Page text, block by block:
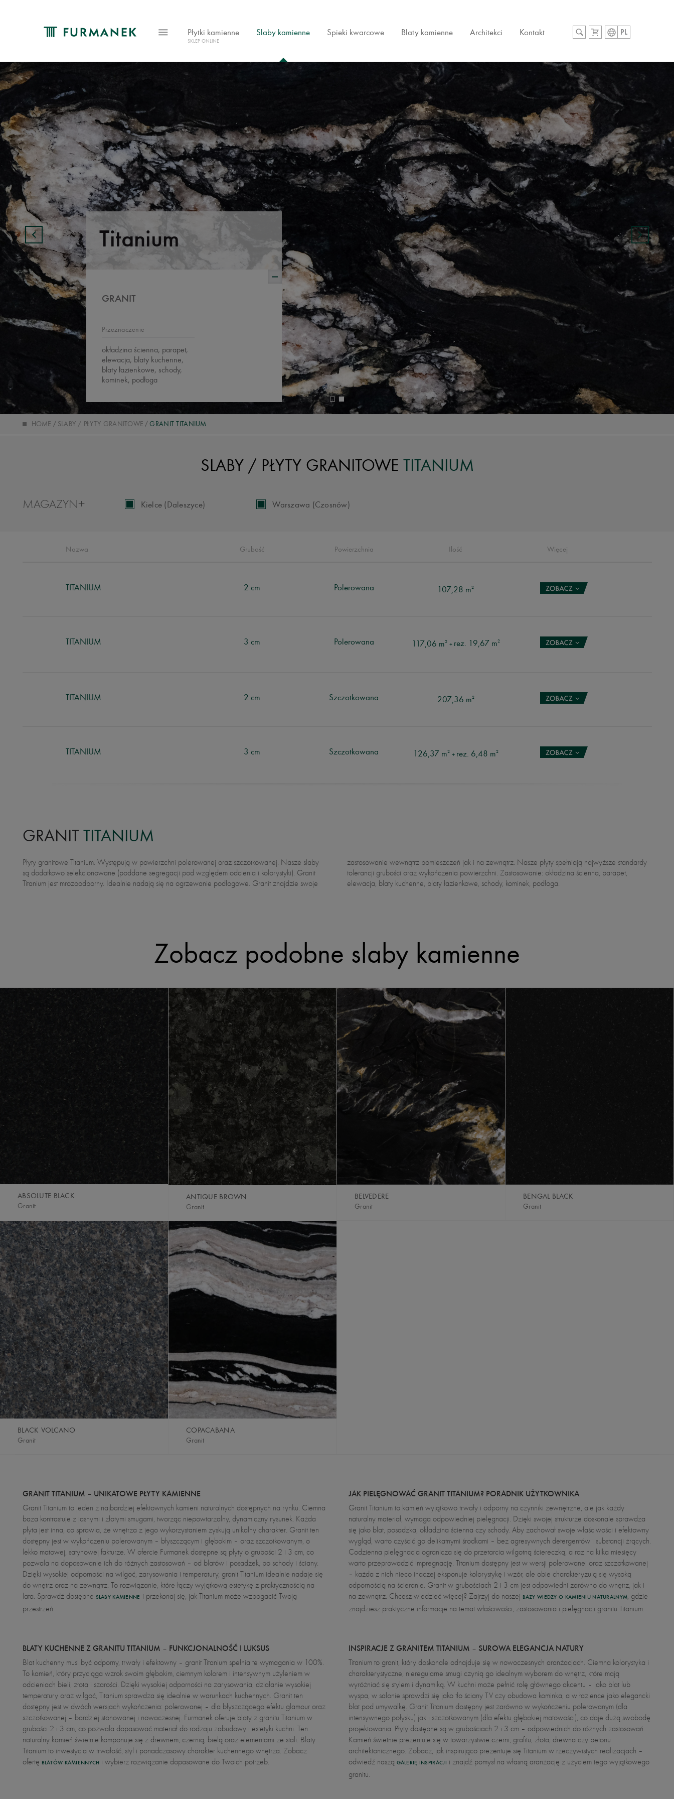
Płytki kamienne
SKLEP ONLINE
Slaby kamienne Spieki kwarcowe Blaty kamienne Architekci Kontakt PL
Titanium
GRANIT
Przeznaczenie
okładzina ścienna, parapet,
elewacja, blaty kuchenne,
blaty łazienkowe, schody,
kominek, podłoga
HOME SLABY / PŁYTY GRANITOWE GRANIT TITANIUM
SLABY / PŁYTY GRANITOWE TITANIUM
MAGAZYN+ Kielce (Daleszyce) Warszawa (Czosnów)
Nazwa Grubość Powierzchnia Ilość Więcej
TITANIUM 2 cm Polerowana 107,28 m2
TITANIUM 3 cm Polerowana 117,06 m2
+ rez. 19,67 m2
TITANIUM 2 cm Szczotkowana 207,36 m2
TITANIUM 3 cm Szczotkowana 126,37 m2
+ rez. 6,48 m2
GRANIT TITANIUM
Płyty granitowe Titanium. Występują w powierzchni polerowanej oraz szczotkowanej. Nasze slaby
są dodatkowo selekcjonowane (poddane segregacji pod względem odcienia i kolorystyki). Granit
Titanium jest mrozoodporny. Idealnie nadają się na ogrzewanie podłogowe. Granit znajdzie swoje
zastosowanie wewnątrz pomieszczeń jak i na zewnątrz. Nasze płyty spełniają najwyższe standardy
tolerancji grubości oraz wykończenia powierzchni. Zastosowanie: okładzina ścienna, parapet,
elewacja, blaty kuchenne, blaty łazienkowe, schody, kominek, podłoga.
Zobacz podobne slaby kamienne
ABSOLUTE BLACK
Granit
ANTIQUE BROWN
Granit
BELVEDERE
Granit
BENGAL BLACK
Granit
BLACK VOLCANO
Granit
COPACABANA
Granit
GRANIT TITANIUM – UNIKATOWE PŁYTY KAMIENNE
Granit Titanium to jeden z najbardziej efektownych kamieni naturalnych dostępnych na rynku. Ciemna
baza kontrastuje z jasnymi i złotymi smugami, tworząc niepowtarzalny, dynamiczny rysunek. Każda
płyta jest inna, co sprawia, że wnętrza z jego wykorzystaniem zyskują unikalny charakter. Granit ten
dostępny jest w wykończeniu polerowanym – błyszczącym i głębokim – oraz szczotkowanym, o
lekko matowej, satynowej fakturze. W ofercie Furmanek dostępne są płyty o grubości 2 i 3 cm, co
pozwala na dopasowanie ich do różnych zastosowań – od blatów i posadzek, po schody i ściany.
Dzięki wysokiej odporności na wilgoć, zarysowania i temperatury, granit Titanium idealnie nadaje się
do wnętrz oraz na zewnątrz. To rozwiązanie, które łączy wyjątkową estetykę z praktycznością na
lata. Sprawdź dostępne SLABY KAMIENNE
i przekonaj się, jak Titanium może wzbogacić Twoją
przestrzeń.
BLATY KUCHENNE Z GRANITU TITANIUM – FUNKCJONALNOŚĆ I LUKSUS
Blat kuchenny musi być odporny, trwały i efektowny – granit Titanium spełnia te wymagania w 100%.
To kamień, który przyciąga wzrok swoim głębokim, ciemnym kolorem i intensywnym użyleniem w
odcieniach bieli, złota i szarości. Dzięki wysokiej odporności na zarysowania, działanie wysokiej
temperatury oraz wilgoć, Titanium sprawdza się idealnie w warunkach kuchennych. Granit ten
dostępny jest w dwóch wersjach wykończenia: polerowanej – dla błyszczącego efektu glamour oraz
szczotkowanej – bardziej stonowanej i nowoczesnej. Furmanek oferuje blaty z granitu Titanium w
grubości 2 i 3 cm, co pozwala dopasować materiał do rodzaju zabudowy i estetyki kuchni. Ten
naturalny kamień świetnie komponuje się z drewnem, czernią, bielą oraz elementami ze stali. Blaty
Titanium to inwestycja w trwałość, styl i ponadczasowy charakter kuchennego wnętrza. Zobacz
ofertę
BLATÓW KAMIENNYCH i wybierz rozwiązanie dopasowane do Twoich potrzeb.
JAK PIELĘGNOWAĆ GRANIT TITANIUM? PORADNIK UŻYTKOWNIKA
Granit Titanium to kamień wyjątkowo trwały i odporny na czynniki zewnętrzne, ale jak każdy
naturalny materiał, wymaga odpowiedniej pielęgnacji. Dzięki swojej strukturze doskonale sprawdza
się jako blat, posadzka, okładzina ścienna czy schody. Aby zachował swoje właściwości i efektowny
wygląd, warto czyścić go delikatnymi środkami – bez agresywnych detergentów i substancji żrących.
Codzienna pielęgnacja ogranicza się do przetarcia wilgotną ściereczką, a raz na kilka miesięcy
warto przeprowadzić impregnację. Titanium dostępny jest w wersji polerowanej oraz szczotkowanej
– każda z nich nieco inaczej eksponuje kolorystykę i wzór, ale obie charakteryzują się wysoką
odpornością na ścieranie. Granit w grubościach 2 i 3 cm jest odpowiedni zarówno do wnętrz, jak i
na zewnątrz. Chcesz wiedzieć więcej? Zajrzyj do naszej
BAZY WIEDZY O KAMIENIU NATURALNYM
, gdzie
znajdziesz praktyczne informacje na temat właściwości, zastosowania i pielęgnacji granitu Titanium.
INSPIRACJE Z GRANITEM TITANIUM – SUROWA ELEGANCJA NATURY
Titanium to granit, który doskonale odnajduje się w nowoczesnych aranżacjach. Ciemna kolorystyka i
charakterystyczne, nieregularne smugi czynią go idealnym wyborem do wnętrz, które mają
wyróżniać się stylem i dynamiką. W kuchni może pełnić rolę głównego akcentu – jako blat lub
wyspa, w salonie sprawdzi się jako tło ściany TV czy obudowa kominka, a w łazience jako elegancki
blat pod umywalkę. Granit Titanium dostępny jest zarówno w wykończeniu polerowanym (dla
intensywnego połysku) jak i szczotkowanym (dla efektu głębokiej matowości), co daje dużą swobodę
projektowania. Płyty dostępne są w grubościach 2 i 3 cm – odpowiednich do różnych zastosowań.
Kamień świetnie prezentuje się w towarzystwie czerni, grafitu, złota, drewna czy betonu
architektonicznego. Zobacz, jak inspirująco prezentuje się Titanium w rzeczywistych realizacjach –
odwiedź naszą GALERIĘ INSPIRACJI
i znajdź pomysł na własną aranżację z użyciem tego wyjątkowego
granitu.